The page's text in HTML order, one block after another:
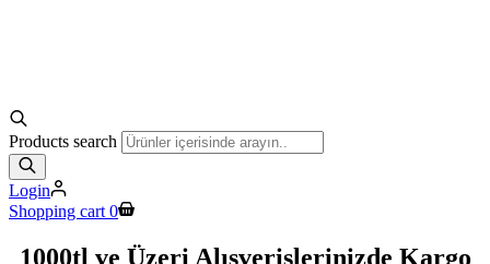
Products search
Login
Shopping cart 0
1000tl ve Üzeri Alışverişlerinizde Kargo